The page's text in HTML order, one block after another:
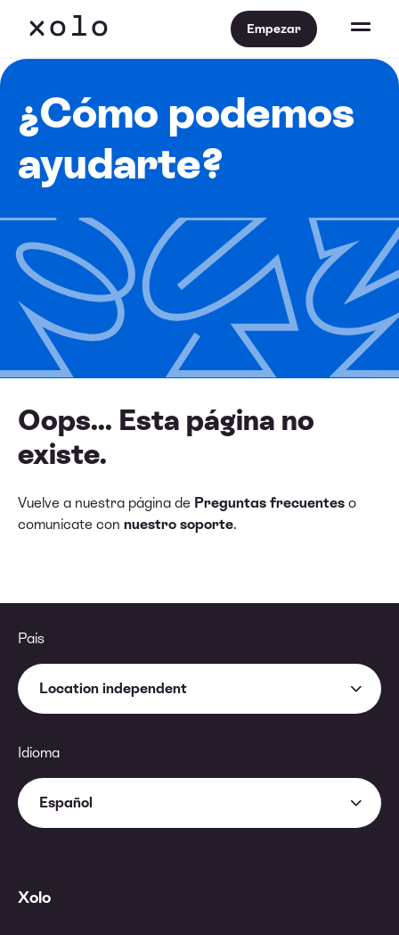
Empezar
¿Cómo podemos
ayudarte?
Oops... Esta página no
existe.
Vuelve a nuestra página de Preguntas frecuentes o
comunícate con nuestro soporte.
País
Location independent
Idioma
Español
Xolo